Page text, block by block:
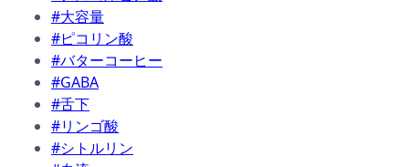
#大容量
#ピコリン酸
#バターコーヒー
#GABA
#舌下
#リンゴ酸
#シトルリン